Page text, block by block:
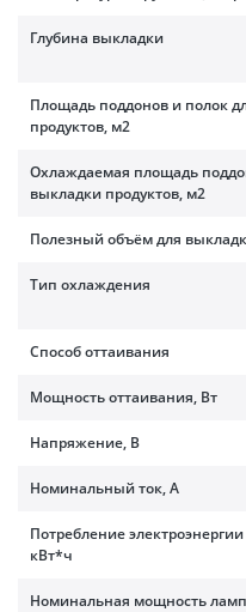
Глубина выкладки
Площадь поддонов и полок
продуктов, м2
Охлаждаемая площадь
выкладки продуктов, м2
Полезный объём для
Тип охлаждения
Способ оттаивания
Мощность оттаивания, Вт
Напряжение, В
Номинальный ток, A
Потребление
кВт*ч
Номинальная мощность